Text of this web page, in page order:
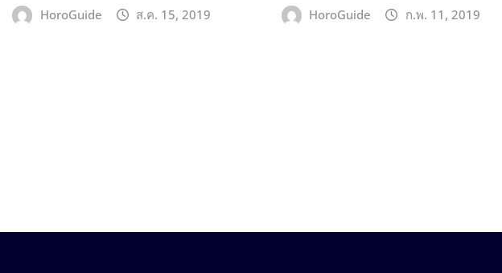
HoroGuide ส.ค. 15, 2019 HoroGuide ก.พ. 11, 2019